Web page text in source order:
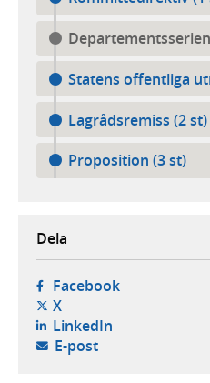
Departementsserien
Statens offentliga
Lagrådsremiss (2 st)
Proposition (3 st)
Dela
Facebook- öppnas i
X- öppnas i ny flik,
LinkedIn- öppnas i ny
E-post- öppnar din e-